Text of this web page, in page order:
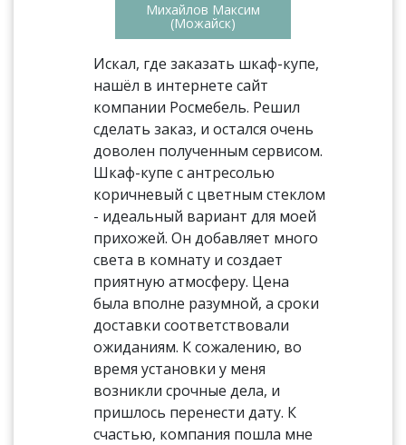
Михайлов Максим
(Можайск)
Искал, где заказать шкаф-купе,
нашёл в интернете сайт
компании Росмебель. Решил
сделать заказ, и остался очень
доволен полученным сервисом.
Шкаф-купе с антресолью
коричневый с цветным стеклом
- идеальный вариант для моей
прихожей. Он добавляет много
света в комнату и создает
приятную атмосферу. Цена
была вполне разумной, а сроки
доставки соответствовали
ожиданиям. К сожалению, во
время установки у меня
возникли срочные дела, и
пришлось перенести дату. К
счастью, компания пошла мне